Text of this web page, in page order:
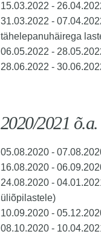
15.03.2022 -
31.03.2022 -
tähelepanuhäirega
06.05.2022 -
28.06.2022 -
2020/2021 õ.a.
05.08.2020 -
16.08.2020 -
24.08.2020 -
üliõpilastele)
10.09.2020 -
08.10.2020 -